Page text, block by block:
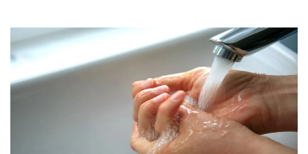
VIEW DETAILS